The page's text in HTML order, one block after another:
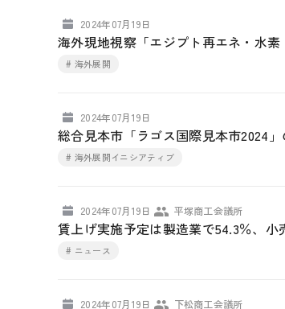
2024年07月19日
海外現地視察「エジプト再エネ・水
# 海外展開
2024年07月19日
総合見本市「ラゴス国際見本市2024」
# 海外展開イニシアティブ
2024年07月19日 平塚商工会議所
賃上げ実施予定は製造業で54.3％、小
# ニュース
2024年07月19日 下松商工会議所